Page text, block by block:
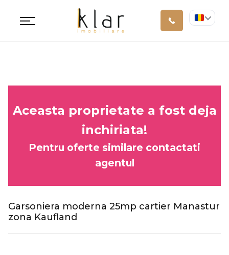
Aceasta proprietate a fost deja
inchiriata!
Pentru oferte similare contactati
agentul
Garsoniera moderna 25mp cartier Manastur
zona Kaufland